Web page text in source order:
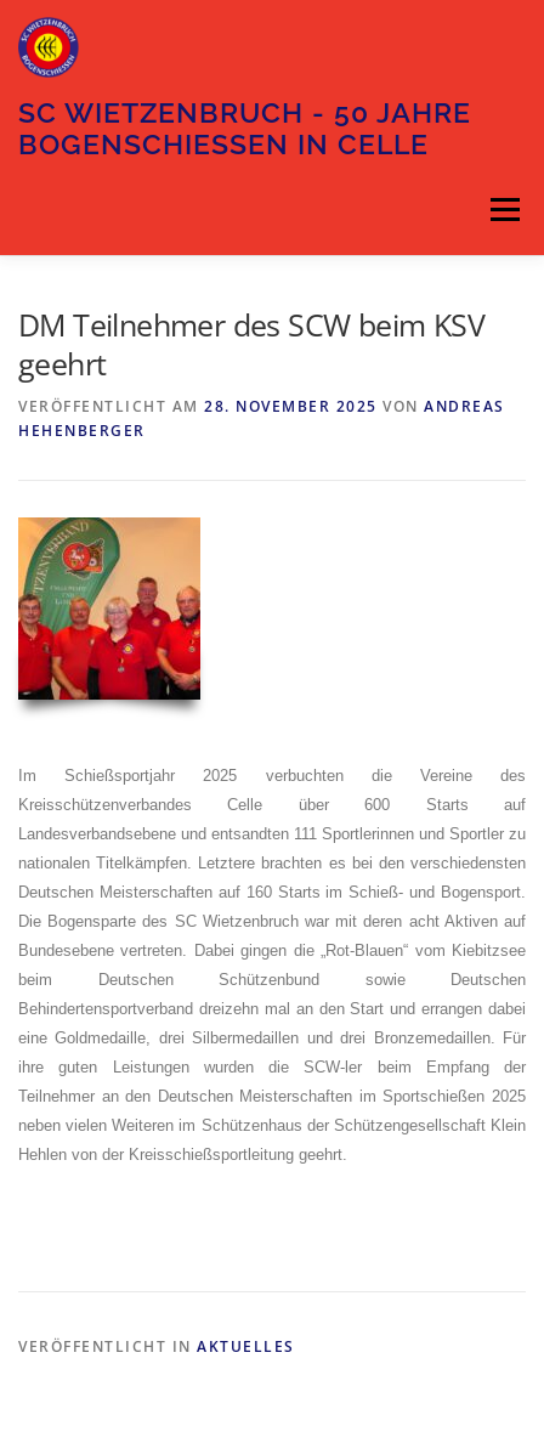
Inhalt
springen
SC WIETZENBRUCH - 50 JAHRE
BOGENSCHIESSEN IN CELLE
Menü
DM Teilnehmer des SCW beim KSV
geehrt
VERÖFFENTLICHT AM 28. NOVEMBER 2025 VON ANDREAS
HEHENBERGER
Im Schießsportjahr 2025 verbuchten die Vereine des
Kreisschützenverbandes Celle über 600 Starts auf
Landesverbandsebene und entsandten 111 Sportlerinnen und Sportler zu
nationalen Titelkämpfen. Letztere brachten es bei den verschiedensten
Deutschen Meisterschaften auf 160 Starts im Schieß- und Bogensport.
Die Bogensparte des SC Wietzenbruch war mit deren acht Aktiven auf
Bundesebene vertreten. Dabei gingen die „Rot-Blauen“ vom Kiebitzsee
beim Deutschen Schützenbund sowie Deutschen
Behindertensportverband dreizehn mal an den Start und errangen dabei
eine Goldmedaille, drei Silbermedaillen und drei Bronzemedaillen. Für
ihre guten Leistungen wurden die SCW-ler beim Empfang der
Teilnehmer an den Deutschen Meisterschaften im Sportschießen 2025
neben vielen Weiteren im Schützenhaus der Schützengesellschaft Klein
Hehlen von der Kreisschießsportleitung geehrt.
VERÖFFENTLICHT IN AKTUELLES